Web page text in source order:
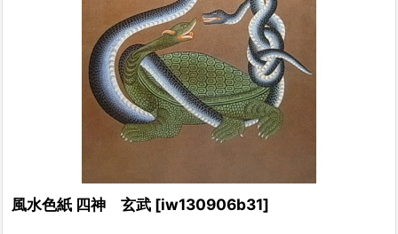
風水色紙 四神 玄武 [iw130906b31]